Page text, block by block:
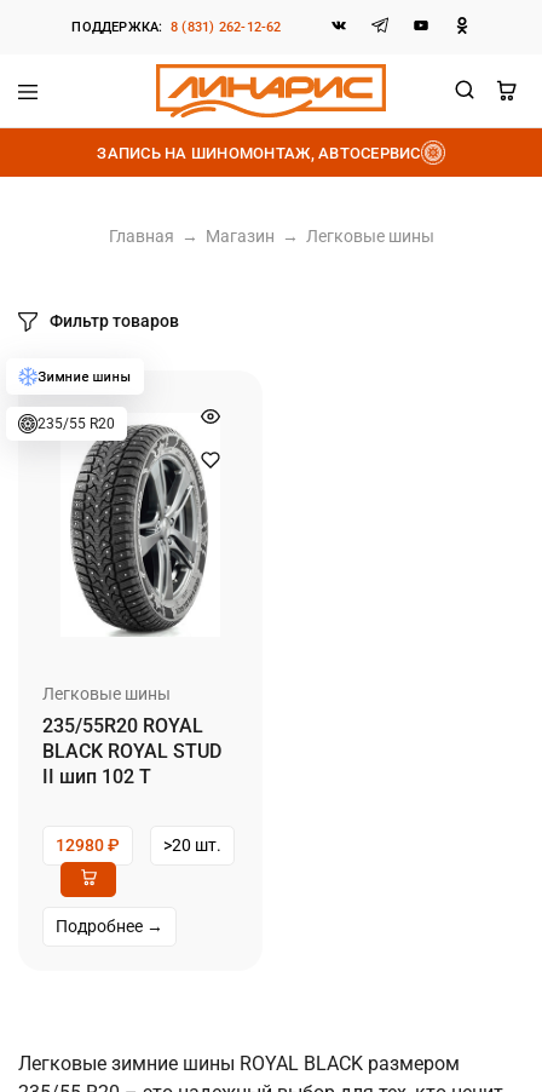
ПОДДЕРЖКА: 8 (831) 262-12-62
Линарис
Продажа
шин,
дисков
и
ЗАПИСЬ НА ШИНОМОНТАЖ, АВТОСЕРВИС
Главная → Магазин → Легковые шины
Фильтр товаров
235/55 R20
Легковые шины
235/55R20 ROYAL
BLACK ROYAL STUD
II шип 102 T
12980₽ >20 шт.
Подробнее →
Легковые зимние шины ROYAL BLACK размером